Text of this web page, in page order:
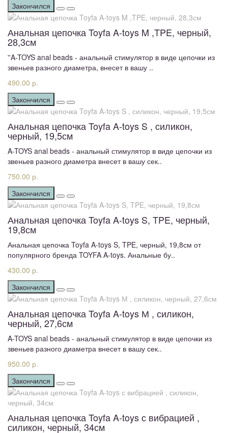
Закончился
Анальная цепочка Toyfa A-toys M ,TPE, черный,
28,3см
''A-TOYS anal beads - анальный стимулятор в виде цепочки из
звеньев разного диаметра, внесет в вашу ..
490.00 р.
Закончился
Анальная цепочка Toyfa A-toys S , силикон,
черный, 19,5см
A-TOYS anal beads - анальный стимулятор в виде цепочки из
звеньев разного диаметра внесет в вашу сек..
750.00 р.
Закончился
Анальная цепочка Toyfa A-toys S, TPE, черный,
19,8см
Анальная цепочка Toyfa A-toys S, TPE, черный, 19,8см от
популярного бренда TOYFA A-toys. Анальные бу..
430.00 р.
Закончился
Анальная цепочка Toyfa A-toys М , силикон,
черный, 27,6см
A-TOYS anal beads - анальный стимулятор в виде цепочки из
звеньев разного диаметра внесет в вашу сек..
950.00 р.
Закончился
Анальная цепочка Toyfa A-toys с вибрацией ,
силикон, черный, 34см